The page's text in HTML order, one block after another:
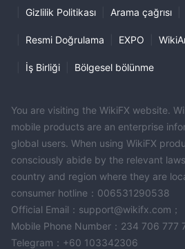
Gizlilik Politikası Arama çağrısı
Resmi Doğrulama EXPO
İş Birliği Bölgesel bölünme
You are visiting the WikiFX website.
mobile products are an enterprise
global users. When using WikiFX
consciously abide by the relevant
country and region where they are
consumer hotline：006531290538
Official Email：support@wikifx.com；
Mobile Phone Number：234 706
Telegram：+60 103342306